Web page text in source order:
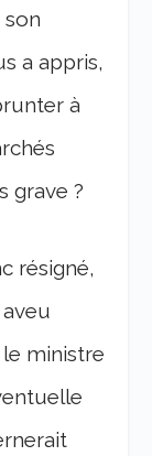
son
a appris,
à
grave ?
résigné,
le ministre